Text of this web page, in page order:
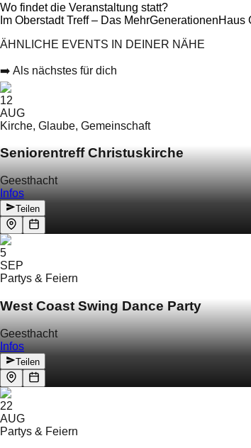
Wo findet die Veranstaltung statt?
Im Oberstadt Treff – Das
ÄHNLICHE EVENTS IN DEINER NÄHE
➡️ Als nächstes für dich
12
AUG
Kirche, Glaube, Gemeinschaft
Seniorentreff Christuskirche
Geesthacht
Infos
Teilen
5
SEP
Partys & Feiern
West Coast Swing Dance Party
Geesthacht
Infos
Teilen
22
AUG
Partys & Feiern